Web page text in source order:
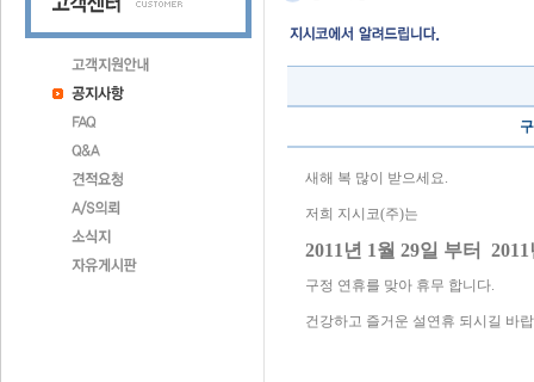
새해 복 많이 받으세요.
저희 지시코(주)는
2011년 1월 29일 부터
구정 연휴를 맞아 휴무 합니다.
건강하고 즐거운 설연휴 되시길 바